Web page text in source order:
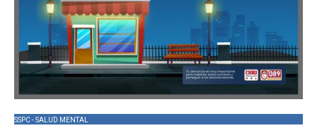
SSPC - SALUD MENTAL